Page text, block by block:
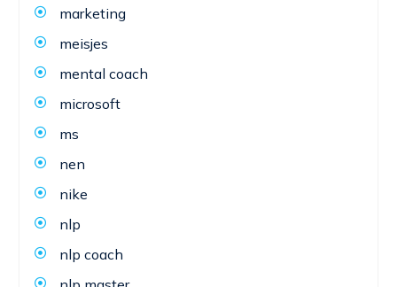
marketing
meisjes
mental coach
microsoft
ms
nen
nike
nlp
nlp coach